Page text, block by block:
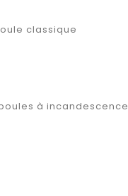
classique
à incandescence